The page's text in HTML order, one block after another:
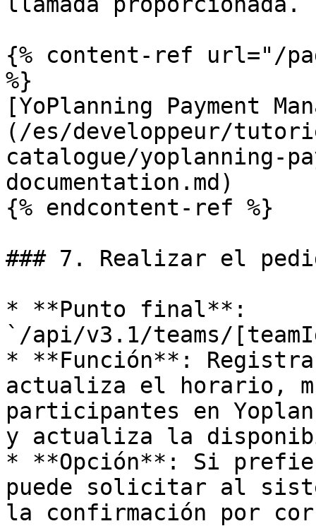
{% content-ref url="/
%}
[YoPlanning Payment
(/es/developpeur/
catalogue/yoplanning-
documentation.md)
{% endcontent-ref %}
### 7. Realizar el
* **Punto final**:
`/api/v3.1/teams/
* **Función**:
actualiza el horario,
participantes en
y actualiza la
* **Opción**: Si
puede solicitar al
la confirmación por